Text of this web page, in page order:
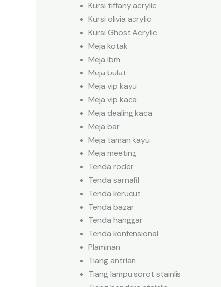
Kursi tiffany acrylic
Kursi olivia acrylic
Kursi Ghost Acrylic
Meja kotak
Meja ibm
Meja bulat
Meja vip kayu
Meja vip kaca
Meja dealing kaca
Meja bar
Meja taman kayu
Meja meeting
Tenda roder
Tenda sarnafil
Tenda kerucut
Tenda bazar
Tenda hanggar
Tenda konfensional
Plaminan
Tiang antrian
Tiang lampu sorot stainlis